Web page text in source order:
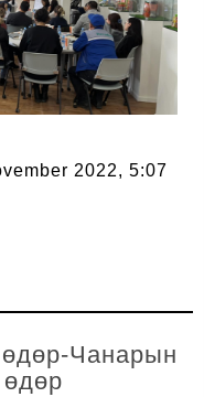
2022, 5:07
Чанарын